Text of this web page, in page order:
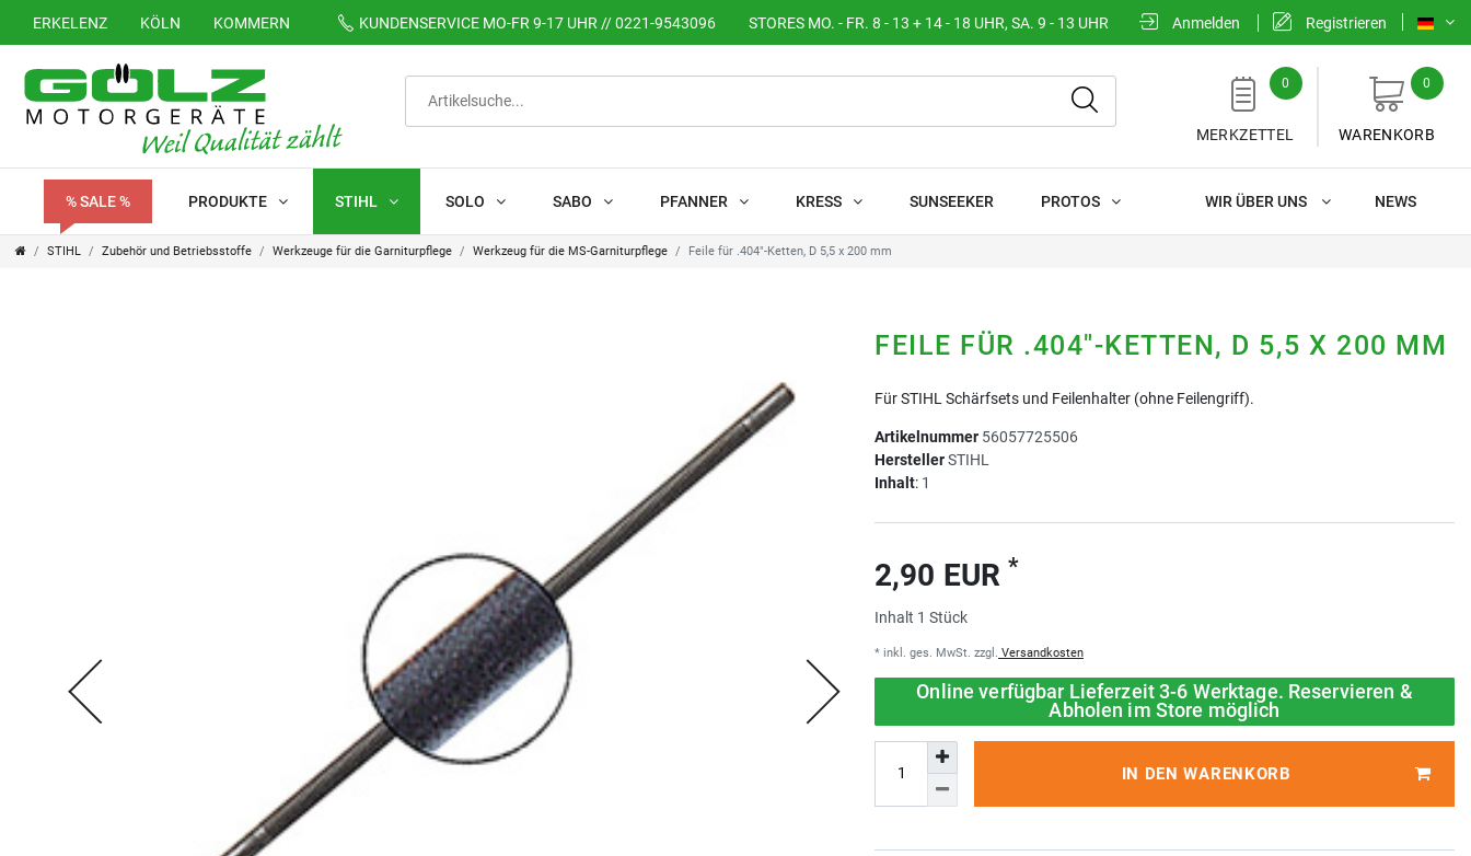
ERKELENZ KÖLN KOMMERN KUNDENSERVICEMO-FR 9-17 UHR // 0221-9543096 STORES MO. - FR. 8 - 13 + 14 - 18 UHR, SA. 9 - 13 UHR Anmelden Registrieren
0
MERKZETTEL
0
WARENKORB
% SALE % PRODUKTE STIHL SOLO SABO PFANNER KRESS SUNSEEKER PROTOS NEWS
WIR ÜBER UNS
STIHL Zubehör und Betriebsstoffe Werkzeuge für die Garniturpflege Werkzeug für die MS-Garniturpflege Feile für .404"-Ketten, D 5,5 x 200 mm
FEILE FÜR .404"-KETTEN, D 5,5 X 200 MM
Für STIHL Schärfsets und Feilenhalter (ohne Feilengriff).
Artikelnummer 56057725506
HerstellerSTIHL
Inhalt: 1
2,90 EUR*
Inhalt 1 Stück
* inkl. ges. MwSt. zzgl. Versandkosten
Online verfügbar Lieferzeit 3-6 Werktage. Reservieren &
Abholen im Store möglich
IN DEN WARENKORB